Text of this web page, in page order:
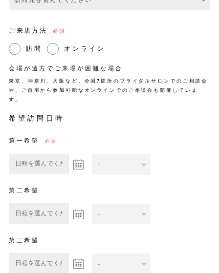
ご来店方法
訪問 オンライン
会場が遠方でご来場が困難な場合
東京、神奈川、大阪など、全国7箇所のブライダルサロンでのご相談会
や、ご自宅から参加可能なオンラインでのご相談会も開催していま
す。
希望訪問日時
第一希望
第二希望
第三希望